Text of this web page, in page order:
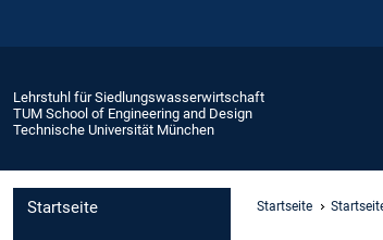
Lehrstuhl für Siedlungswasserwirtschaft
TUM School of Engineering and Design
Technische Universität München
Startseite Startseite